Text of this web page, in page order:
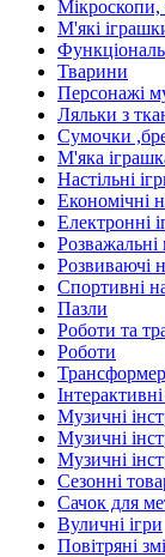
Мікроскопи,
М'які
Тварини
Персонажі
Ляльки з
Сумочки
М'яка
Настільні
Економічні
Електронні
Розважальні
Розвиваючі
Спортивні
Пазли
Роботи та
Роботи
Музичні
Музичні
Музичні
Сезонні
Сачок для
Вуличні ігри
Повітряні